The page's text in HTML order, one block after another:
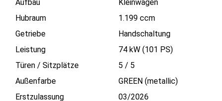
Aufbau
Kleinwagen
Hubraum
1.199 ccm
Getriebe
Handschaltung
Leistung
74 kW (101 PS)
Türen / Sitzplätze
5 / 5
Außenfarbe
GREEN (metallic)
Erstzulassung
03/2026